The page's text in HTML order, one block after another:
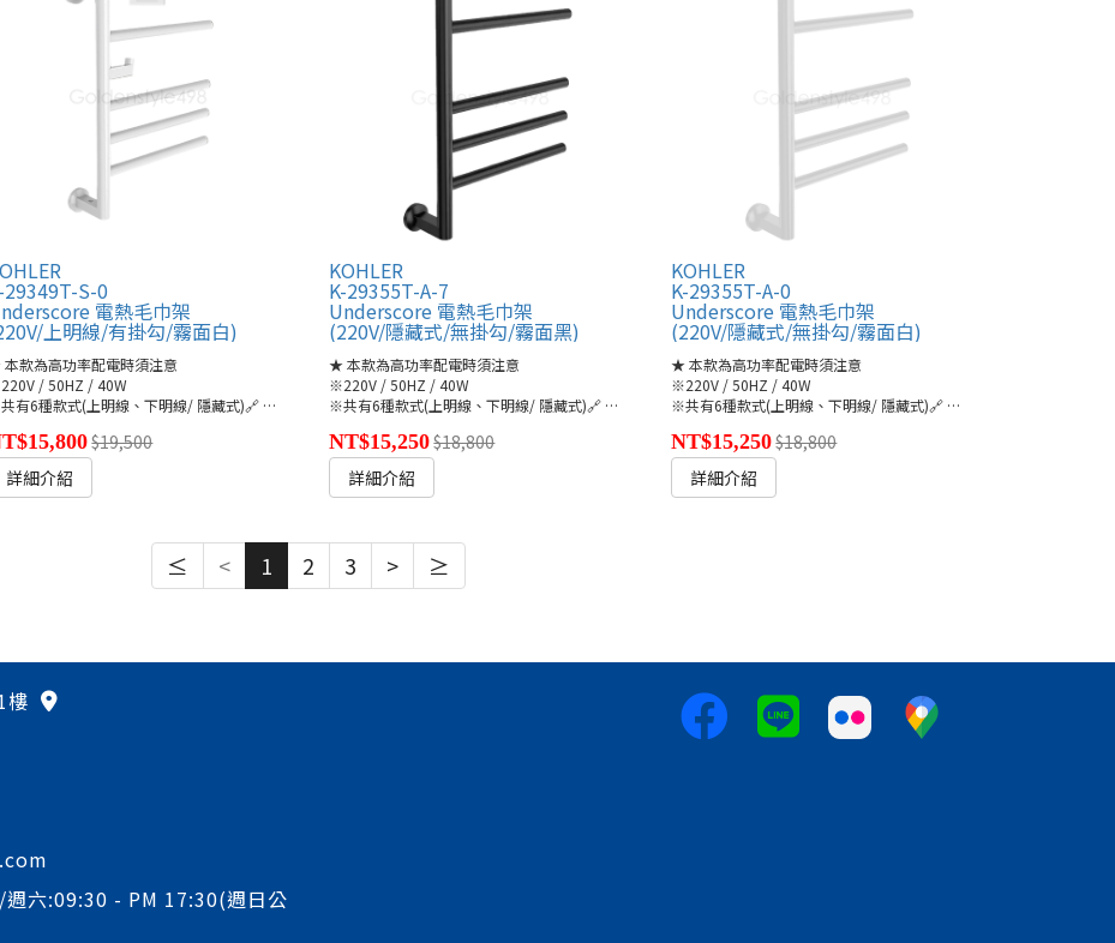
A/-S(連結)
29349T-S-0
電熱毛巾架
上明線/有掛勾/霧面白)
款為高功率配電時須注意
/ 50HZ / 40W
有6種款式(上明線、下明線/ 隱藏式)🔗 ●K-29495T/-A/-S(連結)
$19,500
詳細介紹
KOHLER
K-29355T-A-7
Underscore 電熱毛巾架
(220V/隱藏式/無掛勾/霧面黑)
★ 本款為高功率配電時須注意
※220V / 50HZ / 40W
※共有6種款式(上明線、下明線/ 隱藏式)🔗 ●K-29355T/-A/-S(連結)
NT$15,250$18,800
詳細介紹
KOHLER
K-29355T-A-0
Underscore 電熱毛巾架
(220V/隱藏式/無掛勾/霧面白)
★ 本款為高功率配電時須注意
※220V / 50HZ / 40W
※共有6種款式(上明線、下明線/ 隱藏式)🔗 ●K-29355T/-A/-S(連結)
NT$15,250$18,800
詳細介紹
≤ < 1 2 3 > ≥
樓
六:09:30 - PM 17:30(週日公